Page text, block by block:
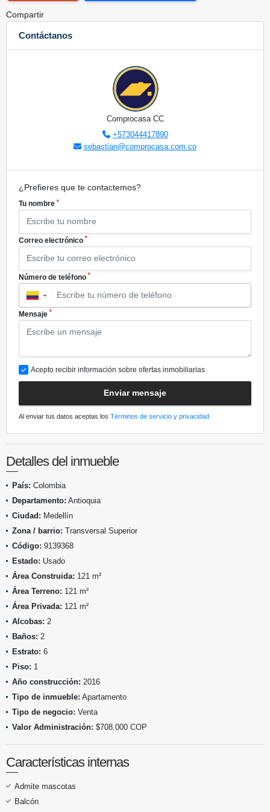
Compartir
Contáctanos
Comprocasa CC
+573044417890
sebastian@comprocasa.com.co
¿Prefieres que te contactemos?
Tu nombre *
Correo electrónico *
Número de teléfono *
▼
Mensaje *
Acepto recibir información sobre ofertas inmobiliarias
Enviar mensaje
Al enviar tus datos aceptas los Términos de servicio y privacidad
Detalles del inmueble
País: Colombia
Departamento: Antioquia
Ciudad: Medellín
Zona / barrio: Transversal Superior
Código: 9139368
Estado: Usado
Área Construida: 121 m²
Área Terreno: 121 m²
Área Privada: 121 m²
Alcobas: 2
Baños: 2
Estrato: 6
Piso: 1
Año construcción: 2016
Tipo de inmueble: Apartamento
Tipo de negocio: Venta
Valor Administración: $708.000 COP
Características internas
Admite mascotas
Balcón